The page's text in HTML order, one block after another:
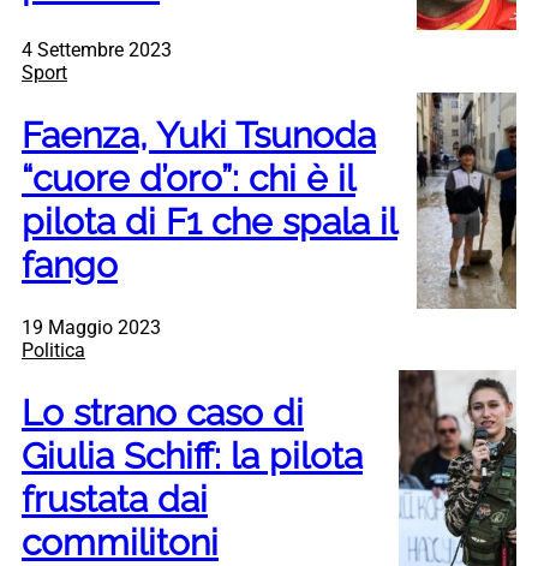
4 Settembre 2023
Sport
Faenza, Yuki Tsunoda
“cuore d’oro”: chi è il
pilota di F1 che spala il
fango
19 Maggio 2023
Politica
Lo strano caso di
Giulia Schiff: la pilota
frustata dai
commilitoni